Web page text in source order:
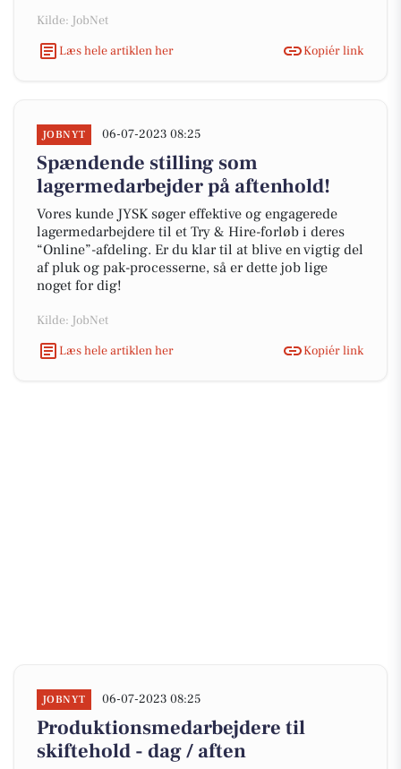
Kilde: JobNet
Læs hele artiklen her
Kopiér link
JOBNYT 06-07-2023 08:25
Spændende stilling som
lagermedarbejder på aftenhold!
Vores kunde JYSK søger effektive og engagerede
lagermedarbejdere til et Try & Hire-forløb i deres
“Online”-afdeling. Er du klar til at blive en vigtig del
af pluk og pak-processerne, så er dette job lige
noget for dig!
Kilde: JobNet
Læs hele artiklen her
Kopiér link
JOBNYT 06-07-2023 08:25
Produktionsmedarbejdere til
skiftehold - dag / aften